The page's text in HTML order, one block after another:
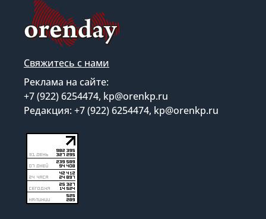
Свяжитесь с нами
Реклама на сайте:
+7 (922) 6254474, kp@orenkp.ru
Редакция: +7 (922) 6254474, kp@orenkp.ru